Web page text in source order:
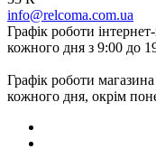
info@relcoma.com.ua
Графік роботи
кожного дня з 9:00 до
Графік роботи
кожного дня, окрім